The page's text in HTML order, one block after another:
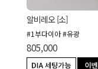
알비레오 [소]
#1부다이아 #유광
805,000